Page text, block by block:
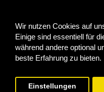
Wir nutzen Cookies auf
Einige sind essentiell für
während andere optional
beste Erfahrung zu bieten.
Einstellungen
Auftragshistorie
Wunschzettel
Newsletter